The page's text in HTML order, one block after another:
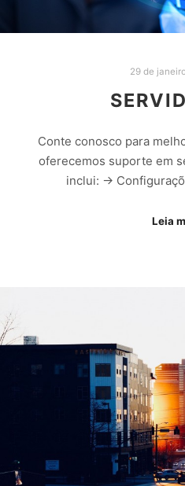
29 de
Conte conosco para
oferecemos suporte em
inclui: ->
Leia